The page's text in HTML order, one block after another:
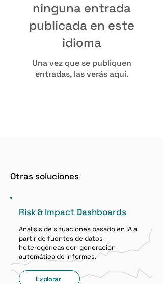
ninguna entrada
publicada en este
idioma
Una vez que se publiquen
entradas, las verás aquí.
Otras soluciones
Risk & Impact Dashboards
Análisis de situaciones basado en IA a
partir de fuentes de datos
heterogéneas con generación
automática de informes.
Explorar